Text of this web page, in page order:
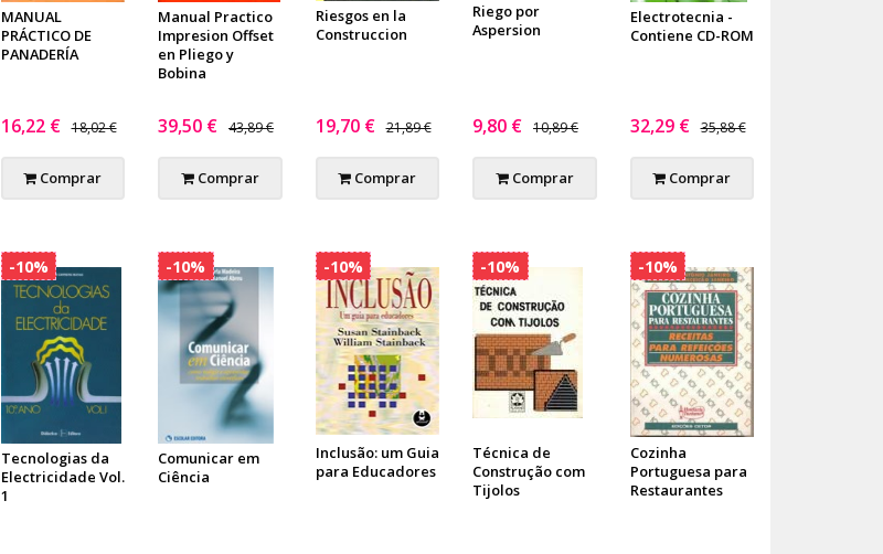
MANUAL
PRÁCTICO DE
PANADERÍA
16,22 € 18,02 €
Comprar
Manual Practico
Impresion Offset
en Pliego y
Bobina
39,50 € 43,89 €
Comprar
Riesgos en la
Construccion
19,70 € 21,89 €
Comprar
Riego por
Aspersion
9,80 € 10,89 €
Comprar
Electrotecnia -
Contiene CD-ROM
32,29 € 35,88 €
Comprar
Tecnologias da
Electricidade Vol.
1
-10%
Comunicar em
Ciência
-10%
Inclusão: um Guia
para Educadores
-10%
Técnica de
Construção com
Tijolos
-10%
Cozinha
Portuguesa para
Restaurantes
-10%